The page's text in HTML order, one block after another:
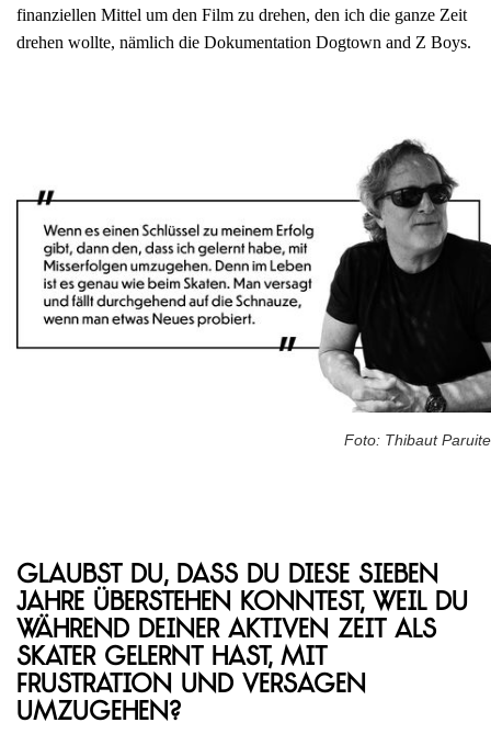
finanziellen Mittel um den Film zu drehen, den ich die ganze Zeit
drehen wollte, nämlich die Dokumentation Dogtown and Z Boys.
Foto: Thibaut Paruite
Glaubst du, dass du diese sieben
Jahre überstehen konntest, weil du
während deiner aktiven Zeit als
Skater gelernt hast, mit
Frustration und Versagen
umzugehen?